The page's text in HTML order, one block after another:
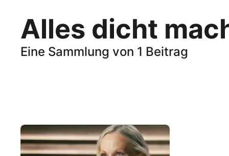
Alles dicht
Eine Sammlung von 1 Beitrag